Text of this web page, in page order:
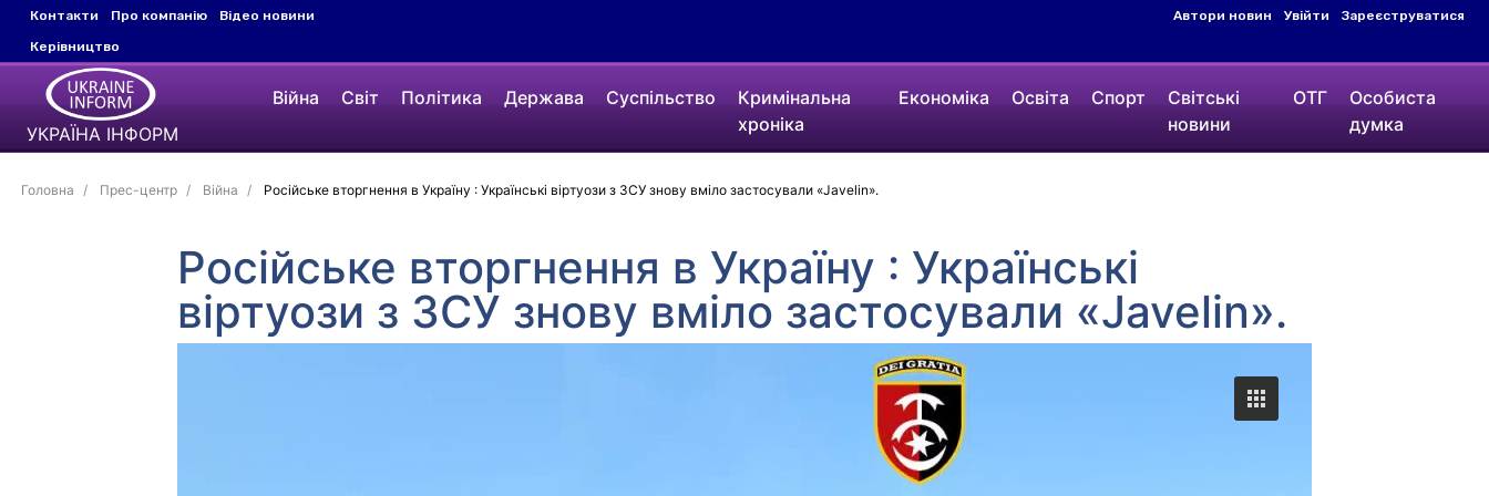
Контакти Про компанію
Відео новини
Керівництво
Автори новин Увійти Зареєструватися
УКРАЇНА ІНФОРМ
Війна Світ Політика Держава Суспільство
Кримінальна
хроніка
Економіка Освіта Спорт
Світські
новини
ОТГ
Особиста
думка
Головна Прес-центр Війна Російське вторгнення в Україну : Українські віртуози з ЗСУ знову вміло застосували «Javelin».
Російське вторгнення в Україну : Українські
віртуози з ЗСУ знову вміло застосували «Javelin».